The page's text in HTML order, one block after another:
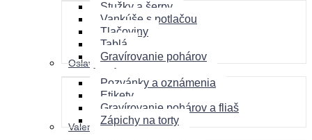
Stužky a šerpy
Vankúše s potlačou
Tlačoviny
Tablá
Gravírovanie pohárov
Oslavy a výročia
Pozvánky a oznámenia
Etikety
Gravírovanie pohárov a fliaš
Zápichy na torty
Valentín